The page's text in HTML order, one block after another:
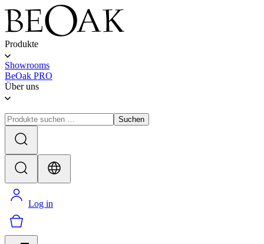
Produkte
Showrooms
BeOak PRO
Über uns
Suchen
Log in